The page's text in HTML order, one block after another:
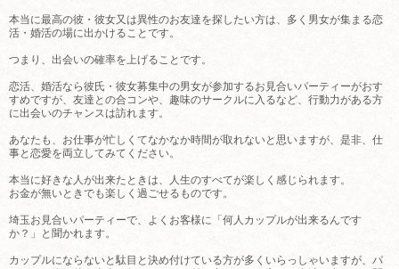
本当に最高の彼・彼女又は異性のお友達を探したい方は、多く男女が集まる恋
活・婚活の場に出かけることです。
つまり、出会いの確率を上げることです。
恋活、婚活なら彼氏・彼女募集中の男女が参加するお見合いパーティーがおす
すめですが、友達との合コンや、趣味のサークルに入るなど、行動力がある方
に出会いのチャンスは訪れます。
あなたも、お仕事が忙しくてなかなか時間が取れないと思いますが、是非、仕
事と恋愛を両立してみてください。
本当に好きな人が出来たときは、人生のすべてが楽しく感じられます。
お金が無いときでも楽しく過ごせるものです。
埼玉お見合いパーティーで、よくお客様に「何人カップルが出来るんです
か？」と聞かれます。
カップルにならないと駄目と決め付けている方が多くいらっしゃいますが、パ